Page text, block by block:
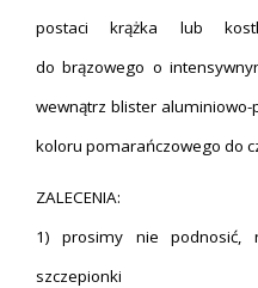
postaci krążka lub
do brązowego o
wewnątrz blister aluminiowo-
koloru pomarańczowego do
ZALECENIA:
1) prosimy nie podnosić,
szczepionki